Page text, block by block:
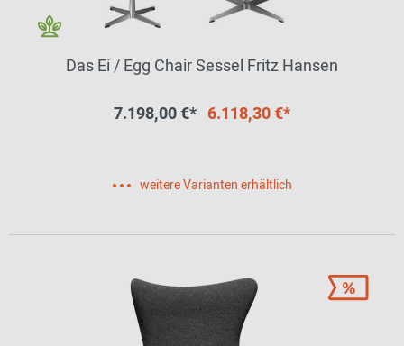
Das Ei / Egg Chair Sessel Fritz Hansen
7.198,00 €* 6.118,30 €*
weitere Varianten erhältlich